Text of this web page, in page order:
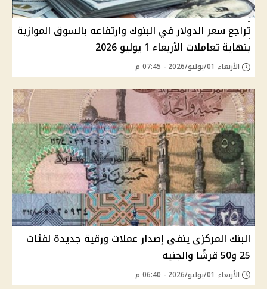
تراجع سعر الدولار في البنوك وارتفاعه بالسوق الموازية
بنهاية تعاملات الأربعاء 1 يوليو 2026
الأربعاء 01/يوليو/2026 - 07:45 م
البنك المركزي ينفي إصدار عملات ورقية جديدة لفئات
25 و50 قرشًا والجنيه
الأربعاء 01/يوليو/2026 - 06:40 م